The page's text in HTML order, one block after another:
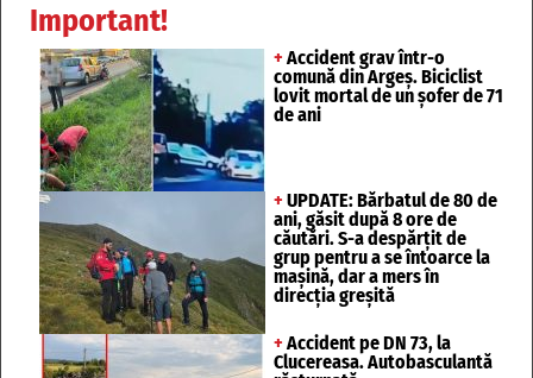
Important!
+ Accident grav într-o
comună din Argeș. Biciclist
lovit mortal de un șofer de 71
de ani
+ UPDATE: Bărbatul de 80 de
ani, găsit după 8 ore de
căutări. S-a despărțit de
grup pentru a se întoarce la
mașină, dar a mers în
direcția greșită
+ Accident pe DN 73, la
Clucereasa. Autobasculantă